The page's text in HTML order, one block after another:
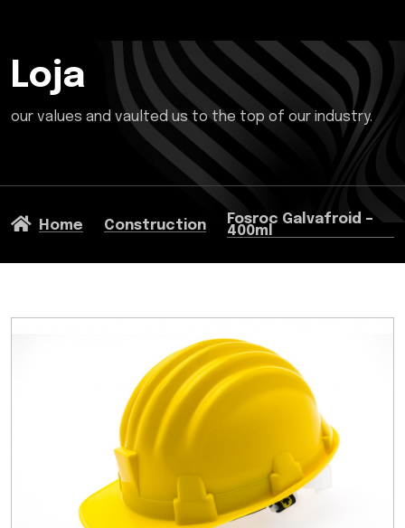
Loja
our values and vaulted us to the top of our industry.
Home Construction Fosroc Galvafroid –
400ml